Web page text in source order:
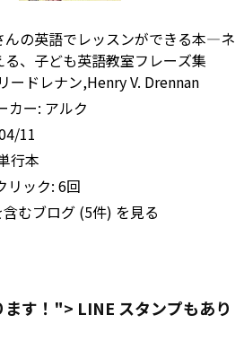
んの英語でレッスンができる本―ネ
、子ども英語教室フレーズ集
ードレナン,Henry V. Drennan
カー: アルク
11
行本
リック: 6回
むブログ (5件) を見る
ます！"> LINE スタンプもあり